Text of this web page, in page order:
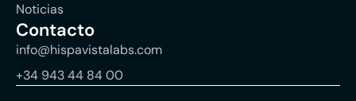
Noticias
Contacto
info@hispavistalabs.com
+34 943 44 84 00